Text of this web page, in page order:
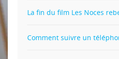
La fin du film Les Noces
Comment suivre un